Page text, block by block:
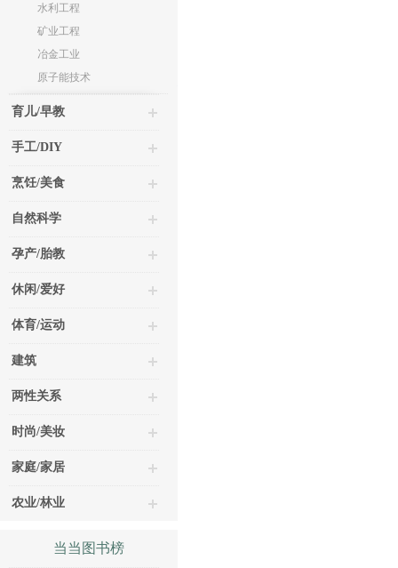
水利工程
矿业工程
冶金工业
原子能技术
育儿/早教
手工/DIY
烹饪/美食
自然科学
孕产/胎教
休闲/爱好
体育/运动
建筑
两性关系
时尚/美妆
家庭/家居
农业/林业
当当图书榜